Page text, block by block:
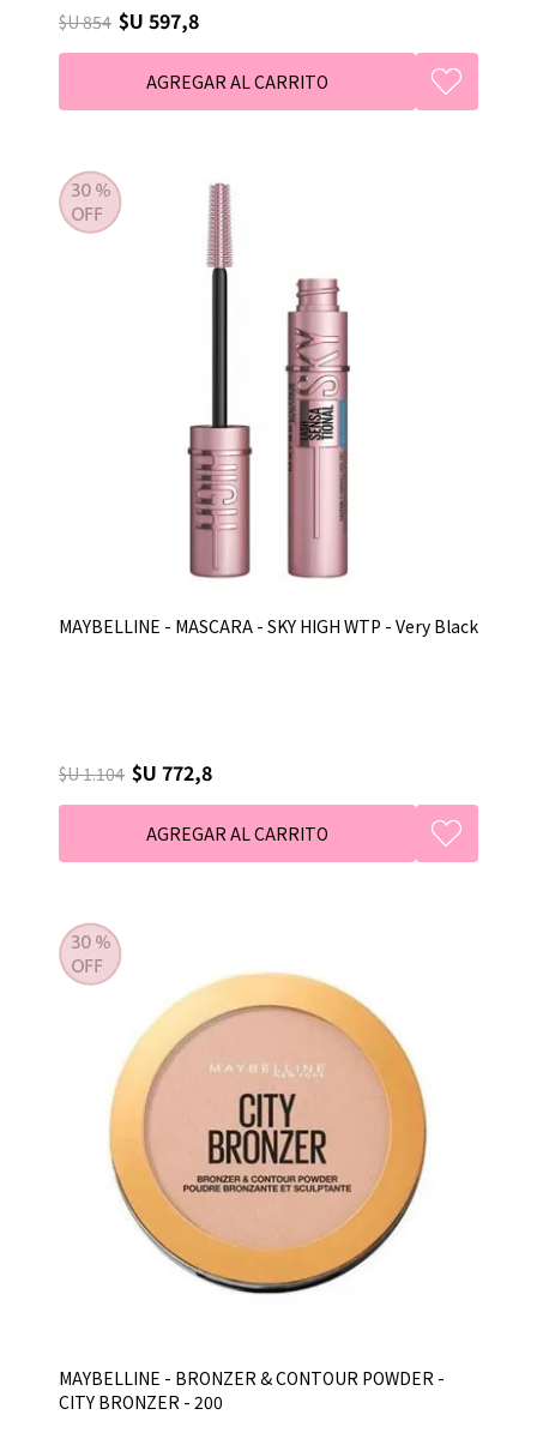
$U 854 $U 597,8
MAYBELLINE - MASCARA - SKY HIGH WTP - Very Black
$U 1.104 $U 772,8
MAYBELLINE - BRONZER & CONTOUR POWDER -
CITY BRONZER - 200